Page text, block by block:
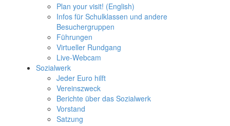
Plan your visit! (English)
Infos für Schulklassen und andere
Besuchergruppen
Führungen
Virtueller Rundgang
Live-Webcam
Sozialwerk
Jeder Euro hilft
Vereinszweck
Berichte über das Sozialwerk
Vorstand
Satzung